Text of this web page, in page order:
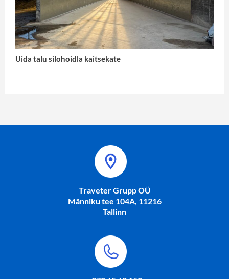
Uida talu silohoidla kaitsekate
Traveter Grupp OÜ
Männiku tee 104A, 11216
Tallinn